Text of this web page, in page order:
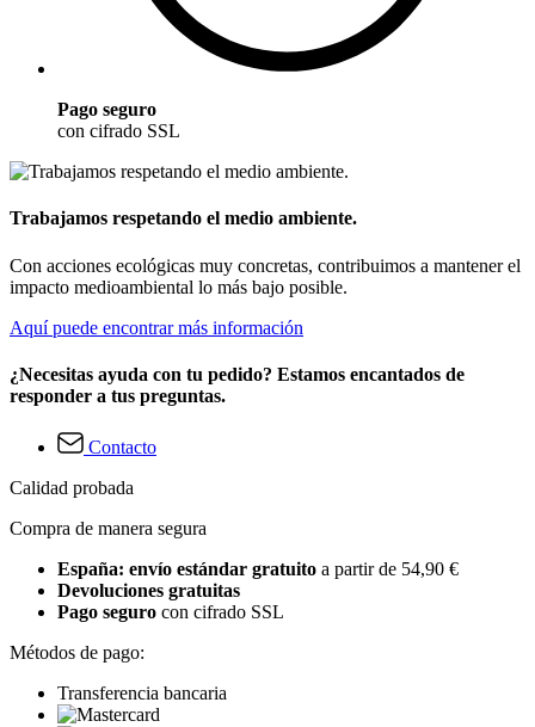
Pago seguro
con cifrado SSL
Trabajamos respetando el medio ambiente.
Con acciones ecológicas muy concretas, contribuimos a mantener el
impacto medioambiental lo más bajo posible.
Aquí puede encontrar más información
¿Necesitas ayuda con tu pedido? Estamos encantados de
responder a tus preguntas.
Contacto
Calidad probada
Compra de manera segura
España: envío estándar gratuito a partir de 54,90 €
Devoluciones gratuitas
Pago seguro con cifrado SSL
Métodos de pago:
Transferencia bancaria